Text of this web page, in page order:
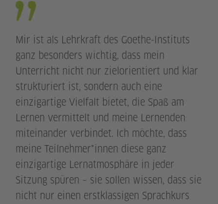
Mir ist als Lehrkraft des Goethe-Instituts
ganz besonders wichtig, dass mein
Unterricht nicht nur zielorientiert und klar
strukturiert ist, sondern auch eine
einzigartige Vielfalt bietet, die Spaß am
Lernen vermittelt und meine Lernenden
miteinander verbindet. Ich möchte, dass
meine Teilnehmer*innen diese ganz
einzigartige Lernatmosphäre in jeder
Sitzung spüren – sie sollen wissen, dass sie
nicht nur einen erstklassigen Sprachkurs